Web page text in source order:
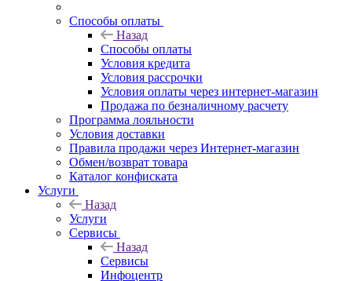
Способы оплаты
Назад
Способы оплаты
Условия кредита
Условия рассрочки
Условия оплаты через интернет-магазин
Продажа по безналичному расчету
Программа лояльности
Условия доставки
Правила продажи через Интернет-магазин
Обмен/возврат товара
Каталог конфиската
Услуги
Назад
Услуги
Сервисы
Назад
Сервисы
Инфоцентр